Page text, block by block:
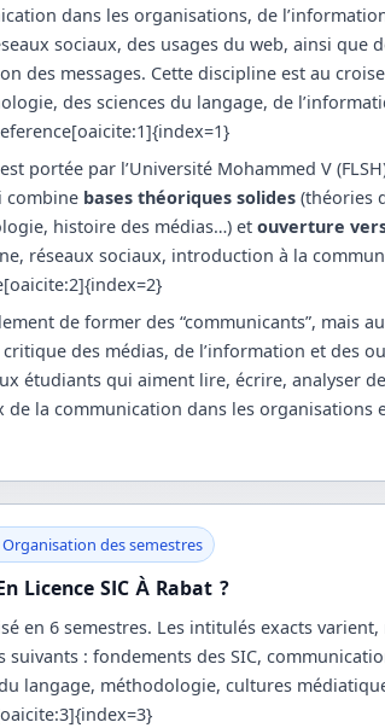
dans les organisations, de
sociaux, des usages du web, ainsi que
des messages. Cette discipline est au
des sciences du langage, de
portée par l’Université Mohammed V
combine bases théoriques solides (théories
histoire des médias…) et ouverture
réseaux sociaux, introduction à la
de former des “communicants”, mais
critique des médias, de l’information et des
étudiants qui aiment lire, écrire, analyser
de la communication dans les organisations
des semestres
Licence SIC À Rabat ?
en 6 semestres. Les intitulés exacts
suivants : fondements des SIC,
langage, méthodologie, cultures